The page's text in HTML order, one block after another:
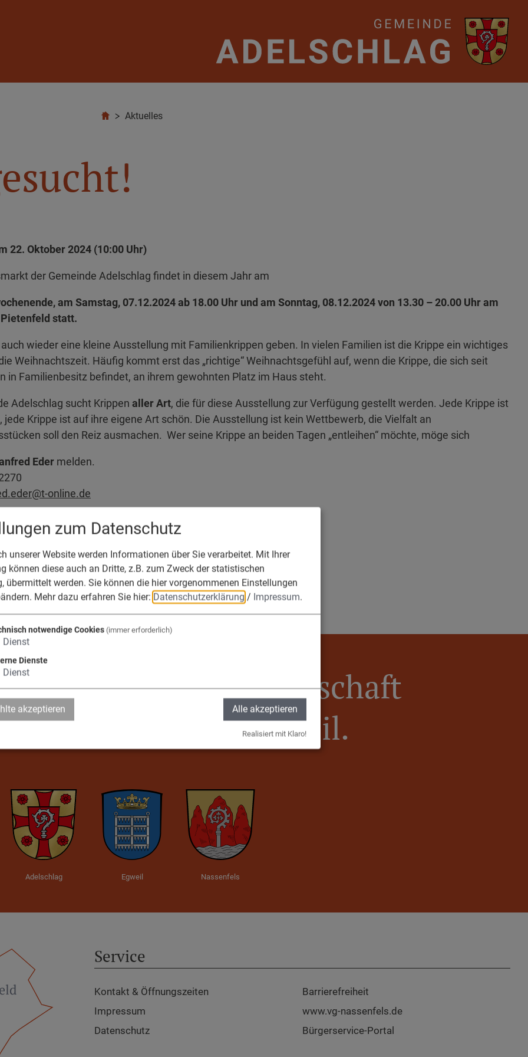
Aktuelles
22. Oktober 2024 (10:00 Uhr)
der Gemeinde Adelschlag findet in diesem Jahr am
am Samstag, 07.12.2024 ab 18.00 Uhr und am Sonntag, 08.12.2024 von 13.30 – 20.00 Uhr am
statt.
wieder eine kleine Ausstellung mit Familienkrippen geben. In vielen Familien ist die Krippe ein wichtiges
Weihnachtszeit. Häufig kommt erst das „richtige“ Weihnachtsgefühl auf, wenn die Krippe, die sich seit
in Familienbesitz befindet, an ihrem gewohnten Platz im Haus steht.
Adelschlag sucht Krippen aller Art, die für diese Ausstellung zur Verfügung gestellt werden. Jede Krippe ist
Krippe ist auf ihre eigene Art schön. Die Ausstellung ist kein Wettbewerb, die Vielfalt an
soll den Reiz ausmachen. Wer seine Krippe an beiden Tagen „entleihen“ möchte, möge sich
Eder melden.
online.de
Birzer
Verwaltungsgemeinschaft
Adelschlag, Egweil.
Adelschlag Egweil Nassenfels
Service
Kontakt & Öffnungszeiten
Impressum
Datenschutz
Barrierefreiheit
www.vg-nassenfels.de
Bürgerservice-Portal
zum Datenschutz
unserer Website werden Informationen über Sie verarbeitet. Mit Ihrer
können diese auch an Dritte, z.B. zum Zweck der statistischen
übermittelt werden. Sie können die hier vorgenommenen Einstellungen
Mehr dazu erfahren Sie hier: Datenschutzerklärung / Impressum.
notwendige Cookies (immer erforderlich)
Dienst
Dienste
Dienst
akzeptieren Alle akzeptieren
Realisiert mit Klaro!